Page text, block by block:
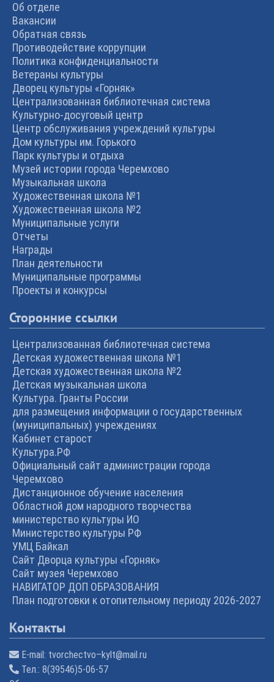
Об отделе
Вакансии
Обратная связь
Противодействие коррупции
Политика конфиденциальности
Ветераны культуры
Дворец культуры «Горняк»
Централизованная библиотечная система
Культурно-досуговый центр
Центр обслуживания учреждений культуры
Дом культуры им. Горького
Парк культуры и отдыха
Музей истории города Черемхово
Музыкальная школа
Художественная школа №1
Художественная школа №2
Муниципальные услуги
Отчеты
Награды
План деятельности
Муниципальные программы
Проекты и конкурсы
Сторонние ссылки
Централизованная библиотечная система
Детская художественная школа №1
Детская художественная школа №2
Детская музыкальная школа
Культура. Гранты России
для размещения информации о государственных
(муниципальных) учреждениях
Кабинет старост
Культура.РФ
Официальный сайт администрации города
Черемхово
Дистанционное обучение населения
Областной дом народного творчества
министерство культуры ИО
Министерство культуры РФ
УМЦ Байкал
Сайт Дворца культуры «Горняк»
Сайт музея Черемхово
НАВИГАТОР ДОП ОБРАЗОВАНИЯ
План подготовки к отопительному периоду 2026-2027
Контакты
E-mail: tvorchectvo–kylt@mail.ru
Тел.: 8(39546)5-06-57